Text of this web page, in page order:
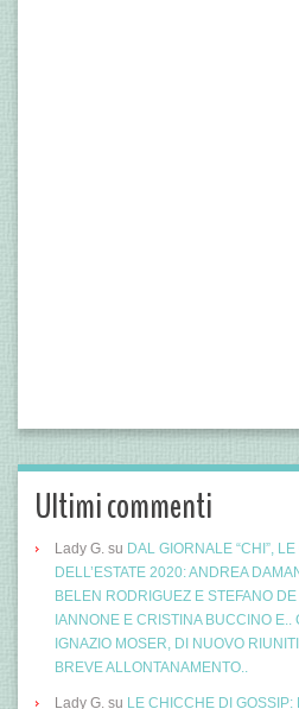
Ultimi commenti
Lady G. su DAL GIORNALE “CHI”,
DELL’ESTATE 2020: ANDREA
BELEN RODRIGUEZ E STEFANO
IANNONE E CRISTINA BUCCINO E..
IGNAZIO MOSER, DI NUOVO
BREVE ALLONTANAMENTO..
Lady G. su LE CHICCHE DI GOSSIP: